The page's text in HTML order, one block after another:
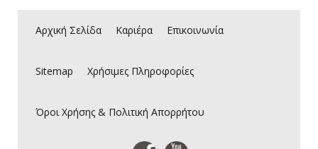
Αρχική Σελίδα Καριέρα Επικοινωνία
Sitemap Χρήσιμες Πληροφορίες
Όροι Χρήσης & Πολιτική Απορρήτου